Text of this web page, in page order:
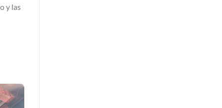
y las